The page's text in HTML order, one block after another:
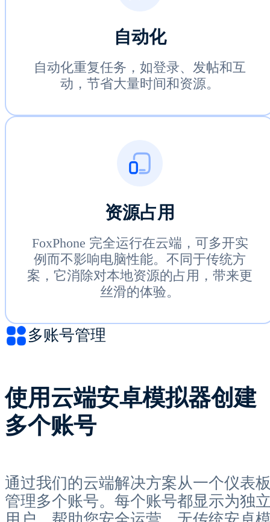
自动化
自动化重复任务，如登录、发帖和互
动，节省大量时间和资源。
资源占用
FoxPhone 完全运行在云端，可多开实
例而不影响电脑性能。不同于传统方
案，它消除对本地资源的占用，带来更
丝滑的体验。
多账号管理
使用云端安卓模拟器创建
多个账号
通过我们的云端解决方案从一个仪表
管理多个账号。每个账号都显示为独